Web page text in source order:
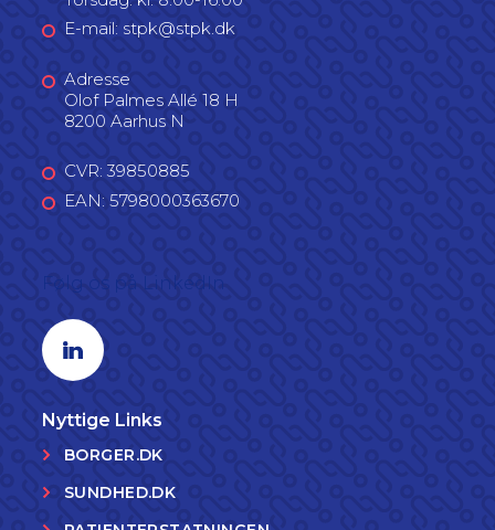
E-mail: stpk@stpk.dk
Adresse
Olof Palmes Allé 18 H
8200 Aarhus N
CVR: 39850885
EAN: 5798000363670
Linkedin profil
Nyttige Links
BORGER.DK
SUNDHED.DK